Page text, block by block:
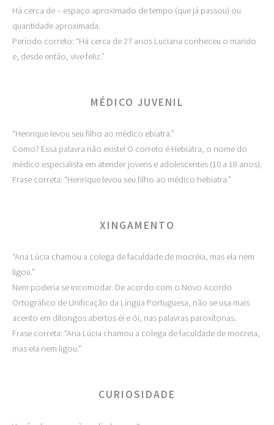
Há cerca de – espaço aproximado de tempo (que já passou) ou
quantidade aproximada.
Período correto: “Há cerca de 27 anos Luciana conheceu o marido
e, desde então, vive feliz.”
MÉDICO JUVENIL
“Henrique levou seu filho ao médico ebiatra.”
Como? Essa palavra não existe! O correto é Hebiatra, o nome do
médico especialista em atender jovens e adolescentes (10 a 18 anos).
Frase correta: “Henrique levou seu filho ao médico hebiatra.”
XINGAMENTO
“Ana Lúcia chamou a colega de faculdade de mocréia, mas ela nem
ligou.”
Nem poderia se incomodar. De acordo com o Novo Acordo
Ortográfico de Unificação da Língua Portuguesa, não se usa mais
acento em ditongos abertos éi e ói, nas palavras paroxítonas.
Frase correta: “Ana Lúcia chamou a colega de faculdade de mocreia,
mas ela nem ligou.”
CURIOSIDADE